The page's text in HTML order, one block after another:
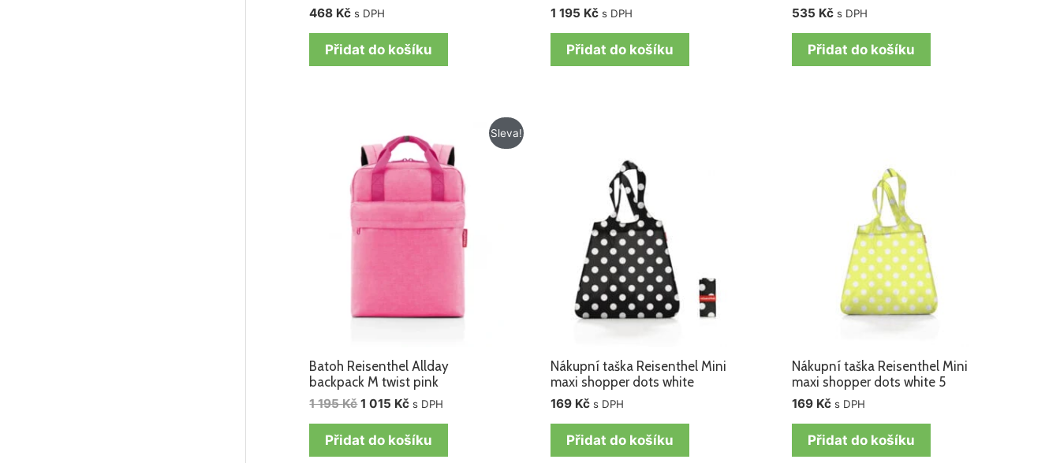
468 Kč s DPH
Přidat do košíku
1 195 Kč s DPH
Přidat do košíku
535 Kč s DPH
Přidat do košíku
Sleva!
Batoh Reisenthel Allday
backpack M twist pink
1 195Kč
cena
byla:
1
195 Kč.
1 015 Kč
cena
je:
1
015 Kč.
s DPH
Přidat do košíku
Nákupní taška Reisenthel Mini
maxi shopper dots white
169 Kč s DPH
Přidat do košíku
Nákupní taška Reisenthel Mini
maxi shopper dots white 5
169 Kč s DPH
Přidat do košíku